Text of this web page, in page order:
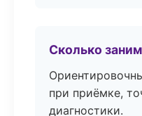
Сколько
при приёмке,
диагностики.